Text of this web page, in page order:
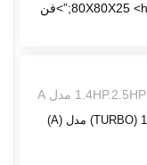
فن 24 ولت مدل 80X80X25 <h3 style=”display: none;”>فن